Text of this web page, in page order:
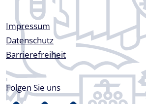
Fußzeile
Impressum
Datenschutz
Barrierefreiheit
Folgen Sie uns